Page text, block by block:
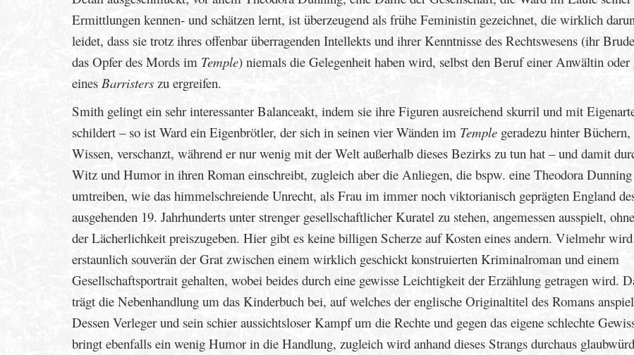
Ermittlungen kennen- und schätzen lernt, ist überzeugend als frühe Feministin gezeichnet, die wirklich
leidet, dass sie trotz ihres offenbar überragenden Intellekts und ihrer Kenntnisse des Rechtswesens (ihr
das Opfer des Mords im Temple) niemals die Gelegenheit haben wird, selbst den Beruf einer Anwältin oder
eines Barristers zu ergreifen.
Smith gelingt ein sehr interessanter Balanceakt, indem sie ihre Figuren ausreichend skurril und mit
schildert – so ist Ward ein Eigenbrötler, der sich in seinen vier Wänden im Temple geradezu hinter Büchern,
Wissen, verschanzt, während er nur wenig mit der Welt außerhalb dieses Bezirks zu tun hat – und damit
Witz und Humor in ihren Roman einschreibt, zugleich aber die Anliegen, die bspw. eine Theodora Dunning
umtreiben, wie das himmelschreiende Unrecht, als Frau im immer noch viktorianisch geprägten England
ausgehenden 19. Jahrhunderts unter strenger gesellschaftlicher Kuratel zu stehen, angemessen ausspielt,
der Lächerlichkeit preiszugeben. Hier gibt es keine billigen Scherze auf Kosten eines andern. Vielmehr
erstaunlich souverän der Grat zwischen einem wirklich geschickt konstruierten Kriminalroman und einem
Gesellschaftsportrait gehalten, wobei beides durch eine gewisse Leichtigkeit der Erzählung getragen wird.
trägt die Nebenhandlung um das Kinderbuch bei, auf welches der englische Originaltitel des Romans
Dessen Verleger und sein schier aussichtsloser Kampf um die Rechte und gegen das eigene schlechte
bringt ebenfalls ein wenig Humor in die Handlung, zugleich wird anhand dieses Strangs durchaus